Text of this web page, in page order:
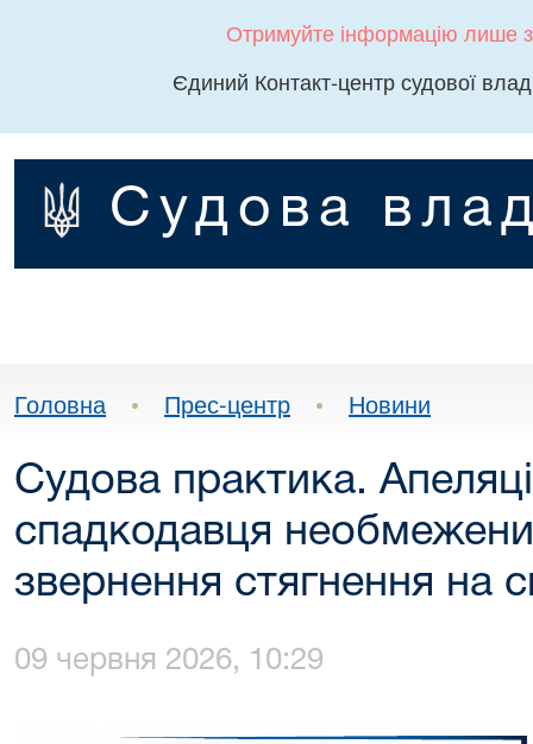
Отримуйте інформацію лише
Єдиний Контакт-центр судової
Судова
Головна • Прес-центр • Новини
Судова практика.
спадкодавця
звернення стягнення на
09 червня 2026, 10:29